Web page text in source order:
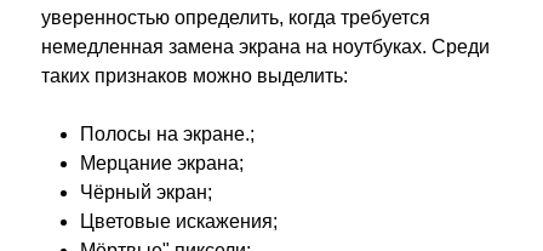
уверенностью определить, когда требуется
немедленная замена экрана на ноутбуках. Среди
таких признаков можно выделить:
Полосы на экране.;
Мерцание экрана;
Чёрный экран;
Цветовые искажения;